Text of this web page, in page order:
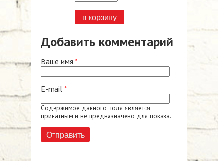
Добавить комментарий
Ваше имя *
E-mail *
Содержимое данного поля является
приватным и не предназначено для показа.